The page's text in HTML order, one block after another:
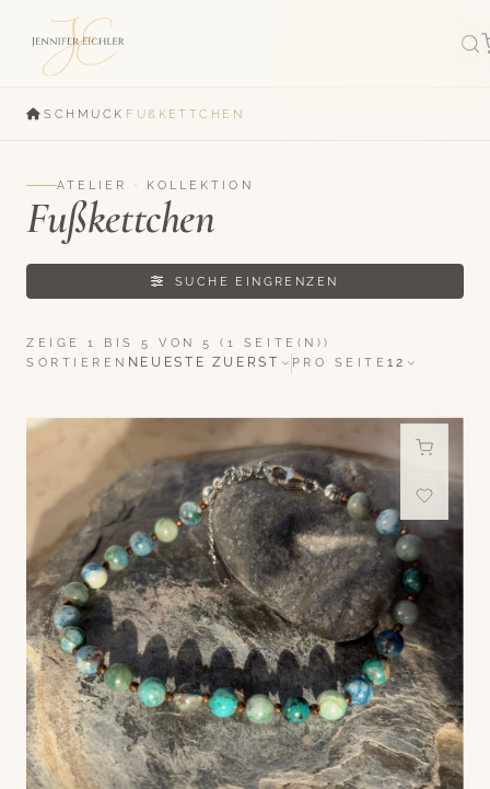
·SCHMUCK FUẞKETTCHEN
ATELIER · KOLLEKTION
Fußkettchen
SUCHE EINGRENZEN
ZEIGE 1 BIS 5 VON 5 (1 SEITE(N))
SORTIEREN NEUESTE ZUERST PRO SEITE12